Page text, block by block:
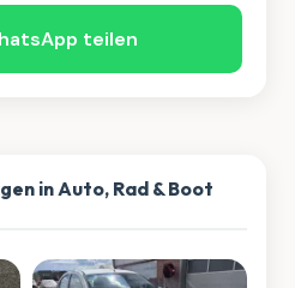
teilen
in Auto, Rad & Boot